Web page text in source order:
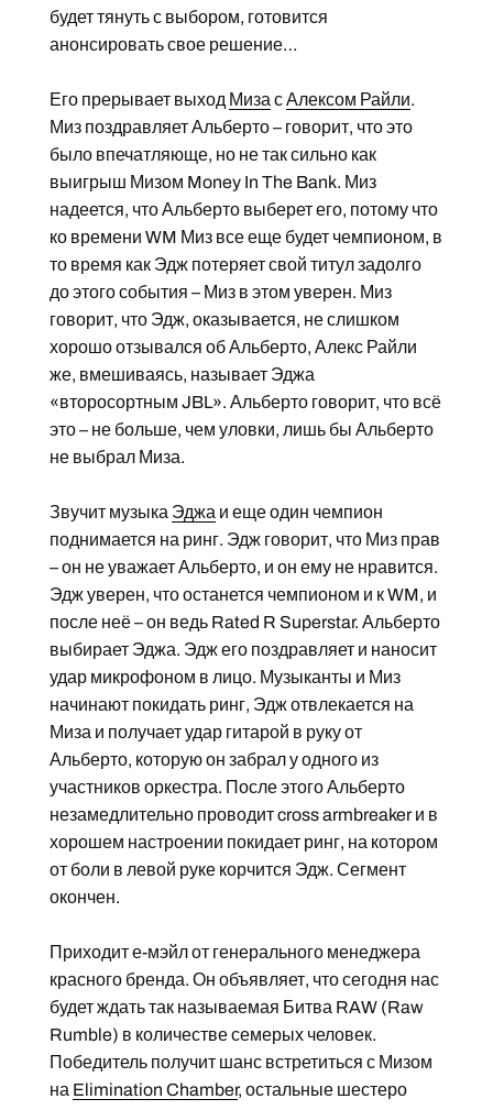
будет тянуть с выбором, готовится
анонсировать свое решение…
Его прерывает выход Миза сАлексом Райли.
Миз поздравляет Альберто – говорит, что это
было впечатляюще, но не так сильно как
выигрыш Мизом Money In The Bank. Миз
надеется, что Альберто выберет его, потому что
ко времени WM Миз все еще будет чемпионом, в
то время как Эдж потеряет свой титул задолго
до этого события – Миз в этом уверен. Миз
говорит, что Эдж, оказывается, не слишком
хорошо отзывался об Альберто, Алекс Райли
же, вмешиваясь, называет Эджа
«второсортным JBL». Альберто говорит, что всё
это – не больше, чем уловки, лишь бы Альберто
не выбрал Миза.
Звучит музыка Эджа и еще один чемпион
поднимается на ринг. Эдж говорит, что Миз прав
– он не уважает Альберто, и он ему не нравится.
Эдж уверен, что останется чемпионом и к WM, и
после неё – он ведь Rated R Superstar. Альберто
выбирает Эджа. Эдж его поздравляет и наносит
удар микрофоном в лицо. Музыканты и Миз
начинают покидать ринг, Эдж отвлекается на
Миза и получает удар гитарой в руку от
Альберто, которую он забрал у одного из
участников оркестра. После этого Альберто
незамедлительно проводит cross armbreaker и в
хорошем настроении покидает ринг, на котором
от боли в левой руке корчится Эдж. Сегмент
окончен.
Приходит е-мэйл от генерального менеджера
красного бренда. Он объявляет, что сегодня нас
будет ждать так называемая Битва RAW (Raw
Rumble) в количестве семерых человек.
Победитель получит шанс встретиться с Мизом
на Elimination Chamber, остальные шестеро